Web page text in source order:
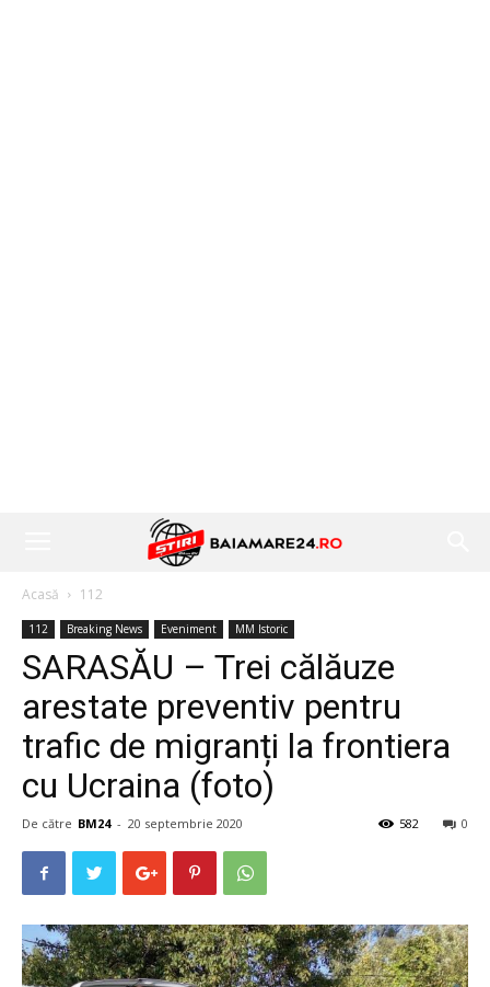
Acasă 112
112 Breaking News Eveniment MM Istoric
SARASĂU – Trei călăuze
arestate preventiv pentru
trafic de migranți la frontiera
cu Ucraina (foto)
De către BM24 - 20 septembrie 2020 0
582